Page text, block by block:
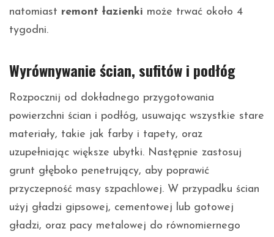
natomiast remont łazienki może trwać około 4
tygodni.
Wyrównywanie ścian, sufitów i podłóg
Rozpocznij od dokładnego przygotowania
powierzchni ścian i podłóg, usuwając wszystkie stare
materiały, takie jak farby i tapety, oraz
uzupełniając większe ubytki. Następnie zastosuj
grunt głęboko penetrujący, aby poprawić
przyczepność masy szpachlowej. W przypadku ścian
użyj gładzi gipsowej, cementowej lub gotowej
gładzi, oraz pacy metalowej do równomiernego